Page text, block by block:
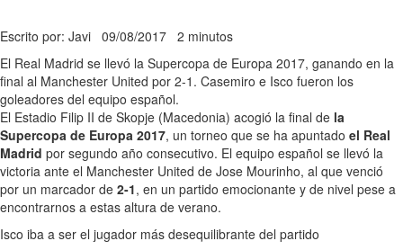
Escrito por: Javi 09/08/2017 2 minutos
El Real Madrid se llevó la Supercopa de Europa 2017, ganando en la
final al Manchester United por 2-1. Casemiro e Isco fueron los
goleadores del equipo español.
El Estadio Filip II de Skopje (Macedonia) acogió la final de la
Supercopa de Europa 2017, un torneo que se ha apuntado el Real
Madrid por segundo año consecutivo. El equipo español se llevó la
victoria ante el Manchester United de Jose Mourinho, al que venció
por un marcador de 2-1, en un partido emocionante y de nivel pese a
encontrarnos a estas altura de verano.
Isco iba a ser el jugador más desequilibrante del partido